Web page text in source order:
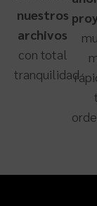
nuestros
archivos
con total
tranquilidad